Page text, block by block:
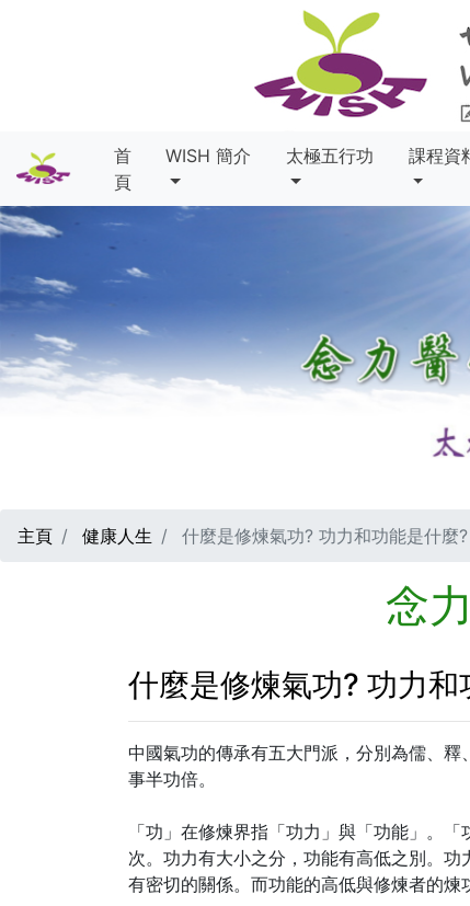
首
頁
WISH 簡介 太極五行功 課程資
主頁 健康人生 什麼是修煉氣功? 功力和功能是什麼?
念
什麼是修煉氣功? 功力和
中國氣功的傳承有五大門派，分別為儒、
事半功倍。
「功」在修煉界指「功力」與「功能」。
次。功力有大小之分，功能有高低之別。
有密切的關係。而功能的高低與修煉者的煉